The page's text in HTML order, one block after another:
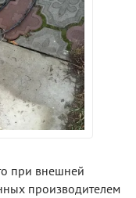
при внешней
производителем